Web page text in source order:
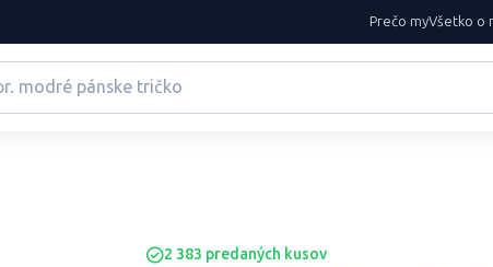
Prečo myVšetko o
2 383 predaných kusov